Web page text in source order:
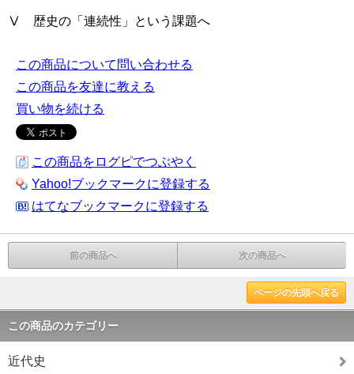
Ⅴ 歴史の「連続性」という課題へ
この商品について問い合わせる
この商品を友達に教える
買い物を続ける
この商品をログピでつぶやく
Yahoo!ブックマークに登録する
はてなブックマークに登録する
前の商品へ 次の商品へ
ページの先頭へ戻る
この商品のカテゴリー
近代史